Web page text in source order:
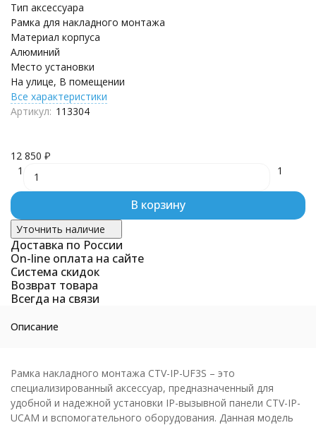
Тип аксессуара
Рамка для накладного монтажа
Материал корпуса
Алюминий
Место установки
На улице, В помещении
Все характеристики
Артикул: 113304
12 850 ₽
1
1
В корзину
Уточнить наличие
Доставка по России
On-line оплата на сайте
Система скидок
Возврат товара
Всегда на связи
Описание
Рамка накладного монтажа CTV-IP-UF3S – это
специализированный аксессуар, предназначенный для
удобной и надежной установки IP-вызывной панели CTV-IP-
UCAM и вспомогательного оборудования. Данная модель